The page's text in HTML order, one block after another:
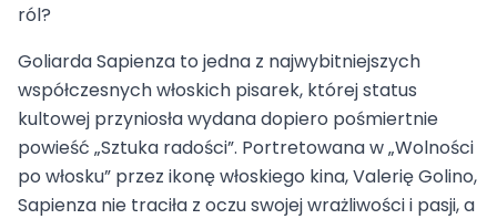
ról?
Goliarda Sapienza to jedna z najwybitniejszych
współczesnych włoskich pisarek, której status
kultowej przyniosła wydana dopiero pośmiertnie
powieść „Sztuka radości”. Portretowana w „Wolności
po włosku” przez ikonę włoskiego kina, Valerię Golino,
Sapienza nie traciła z oczu swojej wrażliwości i pasji, a